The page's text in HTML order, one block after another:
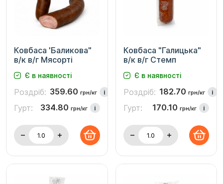
Ковбаса 'Баликова"
в/к в/г Мясорті
Є в наявності
Роздріб: 359.60 грн/кг i
Гурт: 334.80 грн/кг i
Ковбаса "Галицька"
в/к в/г Стемп
Є в наявності
Роздріб: 182.70 грн/кг i
Гурт: 170.10 грн/кг i